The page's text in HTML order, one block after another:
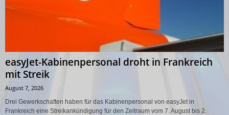
easyJet-Kabinenpersonal droht in Frankreich
mit Streik
August 7, 2026
Drei Gewerkschaften haben für das Kabinenpersonal von easyJet in
Frankreich eine Streikankündigung für den Zeitraum vom 7. August bis 2.